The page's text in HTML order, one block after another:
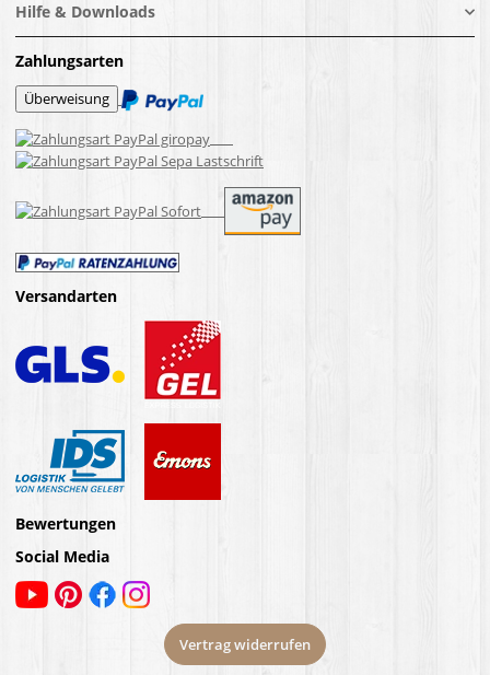
Hilfe & Downloads
Zahlungsarten
Versandarten
Bewertungen
Social Media
Vertrag widerrufen